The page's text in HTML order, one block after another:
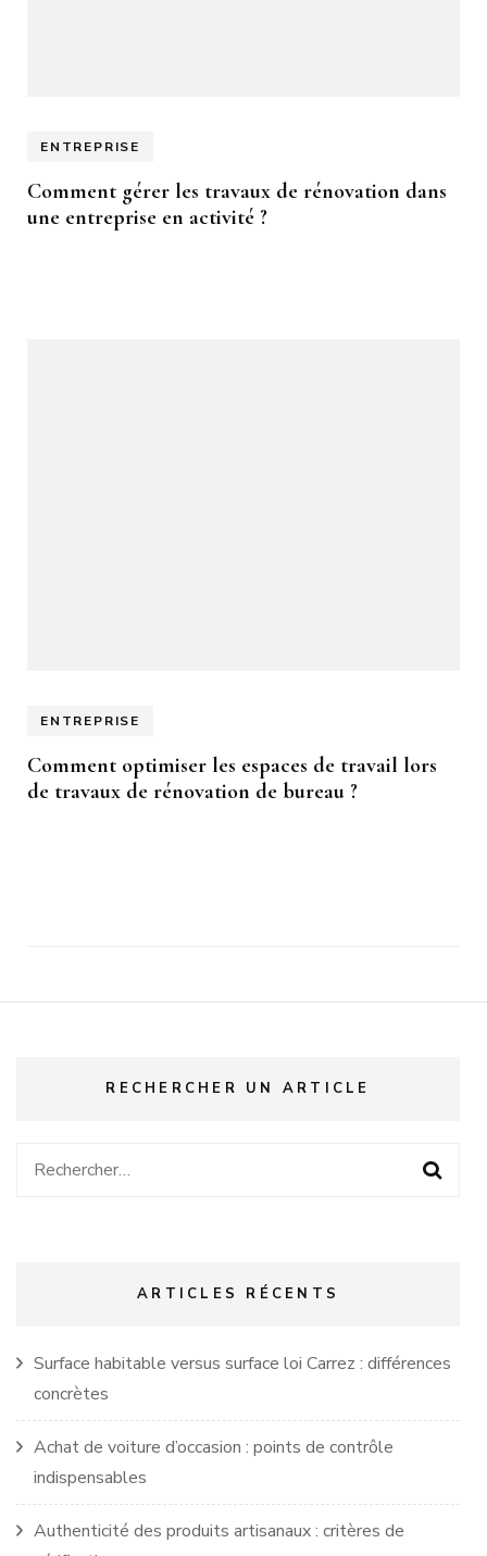
ENTREPRISE
Comment gérer les travaux de rénovation dans
une entreprise en activité ?
ENTREPRISE
Comment optimiser les espaces de travail lors
de travaux de rénovation de bureau ?
RECHERCHER UN ARTICLE
Rechercher :
ARTICLES RÉCENTS
Surface habitable versus surface loi Carrez : différences
concrètes
Achat de voiture d’occasion : points de contrôle
indispensables
Authenticité des produits artisanaux : critères de